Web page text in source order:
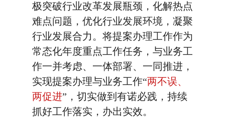
极突破行业改革发展瓶颈，化解热点
难点问题，优化行业发展环境，凝聚
行业发展合力。将提案办理工作作为
常态化年度重点工作任务，与业务工
作一并考虑、一体部署、一同推进，
实现提案办理与业务工作“两不误、
两促进”，切实做到有诺必践，持续
抓好工作落实，办出实效。